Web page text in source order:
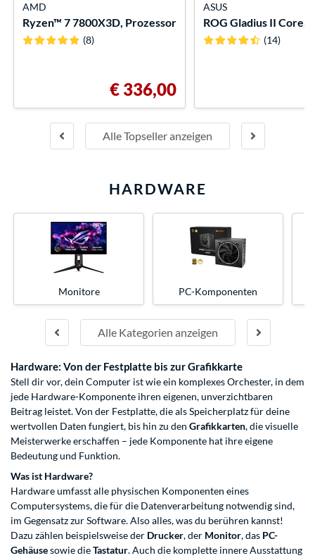
Alle Topseller anzeigen
AMD
Ryzen™ 7 7800X3D, Prozessor
(8)
€ 336,00
ASUS
ROG Gladius II Core,
(14)
HARDWARE
Alle Kategorien anzeigen
Monitore PC-Komponenten
Hardware: Von der Festplatte bis zur Grafikkarte
Stell dir vor, dein Computer ist wie ein komplexes Orchester, in dem
jede Hardware-Komponente ihren eigenen, unverzichtbaren
Beitrag leistet. Von der Festplatte, die als Speicherplatz für deine
wertvollen Daten fungiert, bis hin zu den Grafikkarten, die visuelle
Meisterwerke erschaffen – jede Komponente hat ihre eigene
Bedeutung und Funktion.
Was ist Hardware?
Hardware umfasst alle physischen Komponenten eines
Computersystems, die für die Datenverarbeitung notwendig sind,
im Gegensatz zur Software. Also alles, was du berühren kannst!
Dazu zählen beispielsweise der Drucker, der Monitor, das PC-
Gehäusesowie dieTastatur. Auch die komplette innere Ausstattung